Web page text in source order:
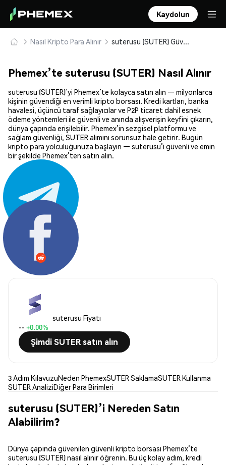
Kaydolun
Nasıl Kripto Para Alınır suterusu (SUTER) Güvenle Satın Alın ve Saklayın
Phemex’te suterusu (SUTER) Nasıl Alınır
suterusu (SUTER)’yi Phemex’te kolayca satın alın — milyonlarca
kişinin güvendiği en verimli kripto borsası. Kredi kartları, banka
havalesi, üçüncü taraf sağlayıcılar ve P2P ticaret dahil esnek
ödeme yöntemleri ile güvenli ve anında alışverişin keyfini çıkarın,
dünya çapında erişilebilir. Phemex’in sezgisel platformu ve
sağlam güvenliği, SUTER alımını sorunsuz hale getirir. Bugün
kripto para yolculuğunuza başlayın — suterusu’i güvenli ve emin
bir şekilde Phemex’ten satın alın.
Paylaş:
suterusu Fiyatı
-- +0.00%
Şimdi SUTER satın alın
3 Adım KılavuzuNeden PhemexSUTER SaklamaSUTER Kullanma
SUTER AnaliziDiğer Para Birimleri
suterusu (SUTER)’i Nereden Satın
Alabilirim?
Dünya çapında güvenilen güvenli kripto borsası Phemex’te
suterusu (SUTER) nasıl alınır öğrenin. Bu üç kolay adım, kredi